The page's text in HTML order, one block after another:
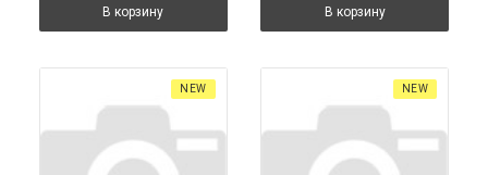
В корзину В корзину
NEW NEW